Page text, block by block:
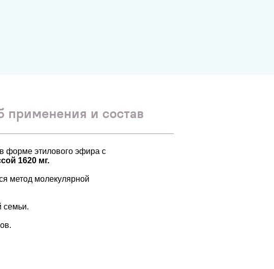
применения и состав
форме этилового эфира с
1620 мг.
метод молекулярной
семьи.